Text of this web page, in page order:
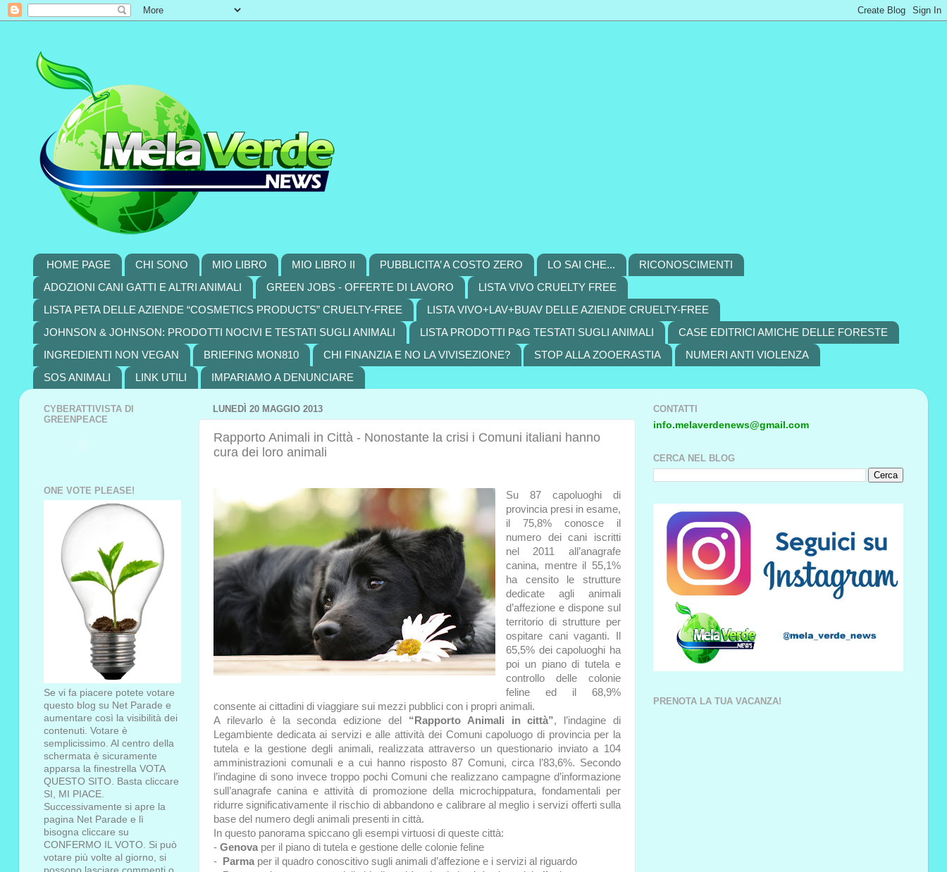
HOME PAGE CHI SONO MIO LIBRO MIO LIBRO II PUBBLICITA’ A COSTO ZERO LO SAI CHE...
RICONOSCIMENTI
ADOZIONI CANI GATTI E ALTRI ANIMALI
GREEN JOBS - OFFERTE DI LAVORO
LISTA VIVO CRUELTY FREE
LISTA PETA DELLE AZIENDE “COSMETICS PRODUCTS” CRUELTY-FREE
LISTA VIVO+LAV+BUAV DELLE AZIENDE CRUELTY-FREE
JOHNSON & JOHNSON: PRODOTTI NOCIVI E TESTATI SUGLI ANIMALI
LISTA PRODOTTI P&G TESTATI SUGLI ANIMALI
CASE EDITRICI AMICHE DELLE FORESTE
INGREDIENTI NON VEGAN
BRIEFING MON810 CHI FINANZIA E NO LA VIVISEZIONE? STOP ALLA ZOOERASTIA
NUMERI ANTI VIOLENZA
SOS ANIMALI
LINK UTILI IMPARIAMO A DENUNCIARE
LUNEDÌ 20 MAGGIO 2013
Rapporto Animali in Città - Nonostante la crisi i Comuni italiani hanno
cura dei loro animali
Su 87 capoluoghi di
provincia presi in esame,
il 75,8% conosce il
numero dei cani iscritti
nel 2011 all’anagrafe
canina, mentre il 55,1%
ha censito le strutture
dedicate agli animali
d’affezione e dispone sul
territorio di strutture per
ospitare cani vaganti. Il
65,5% dei capoluoghi ha
poi un piano di tutela e
controllo delle colonie
feline ed il 68,9%
consente ai cittadini di viaggiare sui mezzi pubblici con i propri animali.
A rilevarlo è la seconda edizione del “Rapporto Animali in città”, l’indagine di
Legambiente dedicata ai servizi e alle attività dei Comuni capoluogo di provincia per la
tutela e la gestione degli animali, realizzata attraverso un questionario inviato a 104
amministrazioni comunali e a cui hanno risposto 87 Comuni, circa l’83,6%. Secondo
l’indagine di sono invece troppo pochi Comuni che realizzano campagne d’informazione
sull’anagrafe canina e attività di promozione della microchippatura, fondamentali per
ridurre significativamente il rischio di abbandono e calibrare al meglio i servizi offerti sulla
base del numero degli animali presenti in città.
In questo panorama spiccano gli esempi virtuosi di queste città:
- Genova per il piano di tutela e gestione delle colonie feline
-
Parma per il quadro conoscitivo sugli animali d’affezione e i servizi al riguardo
CYBERATTIVISTA DI
GREENPEACE
ONE VOTE PLEASE!
Se vi fa piacere potete votare
questo blog su Net Parade e
aumentare così la visibilità dei
contenuti. Votare è
semplicissimo. Al centro della
schermata è sicuramente
apparsa la finestrella VOTA
QUESTO SITO. Basta cliccare
SI, MI PIACE.
Successivamente si apre la
pagina Net Parade e lì
bisogna cliccare su
CONFERMO IL VOTO. Si può
votare più volte al giorno, si
CONTATTI
info.melaverdenews@gmail.com
CERCA NEL BLOG
PRENOTA LA TUA VACANZA!